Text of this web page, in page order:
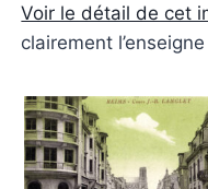
Voir le détail de cet
clairement